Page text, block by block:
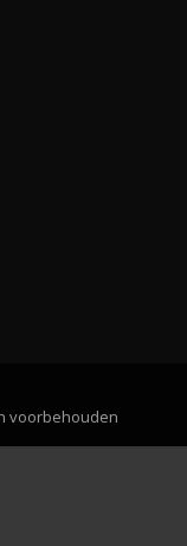
voorbehouden